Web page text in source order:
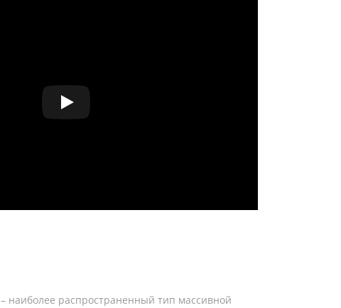
– наиболее распространенный тип массивной